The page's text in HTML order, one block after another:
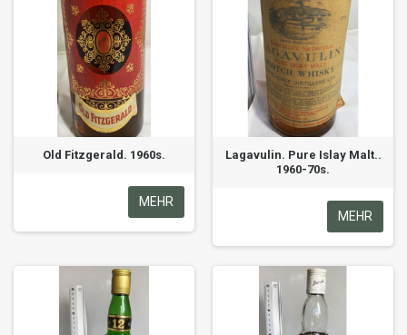
Old Fitzgerald. 1960s.
MEHR
Lagavulin. Pure Islay Malt..
1960-70s.
MEHR